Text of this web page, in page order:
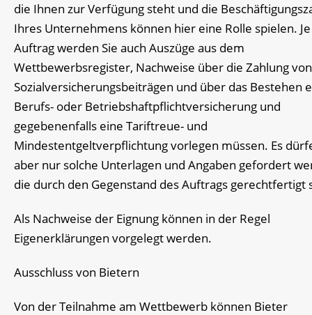
die Ihnen zur Verfügung steht und die
Ihres Unternehmens können hier eine Rolle spielen.
Auftrag werden Sie auch Auszüge aus dem
Wettbewerbsregister, Nachweise über die Zahlung von
Sozialversicherungsbeiträgen und über das Bestehen
Berufs- oder Betriebshaftpflichtversicherung und
gegebenenfalls eine Tariftreue- und
Mindestentgeltverpflichtung vorlegen müssen. Es
aber nur solche Unterlagen und Angaben gefordert
die durch den Gegenstand des Auftrags gerechtfertigt
Als Nachweise der Eignung können in der Regel
Eigenerklärungen vorgelegt werden.
Ausschluss von Bietern
Von der Teilnahme am Wettbewerb können Bieter